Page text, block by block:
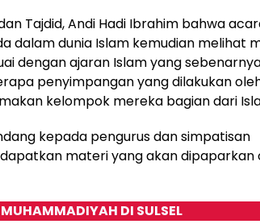
Tajdid, Andi Hadi Ibrahim bahwa
dalam dunia Islam kemudian melihat
dengan ajaran Islam yang
penyimpangan yang dilakukan
kelompok mereka bagian dari
kepada pengurus dan simpatisan
materi yang akan dipaparkan
DI SULSEL